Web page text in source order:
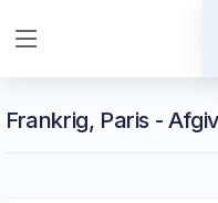
Frankrig, Paris -